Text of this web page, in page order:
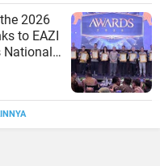
2026
to EAZI